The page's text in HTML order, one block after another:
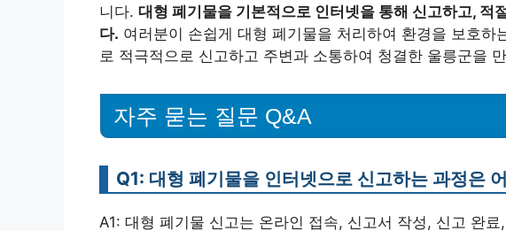
니다. 대형 폐기물을 기본적으로 인터넷을 통해 신고하고, 적
다. 여러분이 손쉽게 대형 폐기물을 처리하여 환경을 보호하
로 적극적으로 신고하고 주변과 소통하여 청결한 울릉군을
자주 묻는 질문 Q&A
Q1: 대형 폐기물을 인터넷으로 신고하는 과정은
A1: 대형 폐기물 신고는 온라인 접속, 신고서 작성, 신고 완